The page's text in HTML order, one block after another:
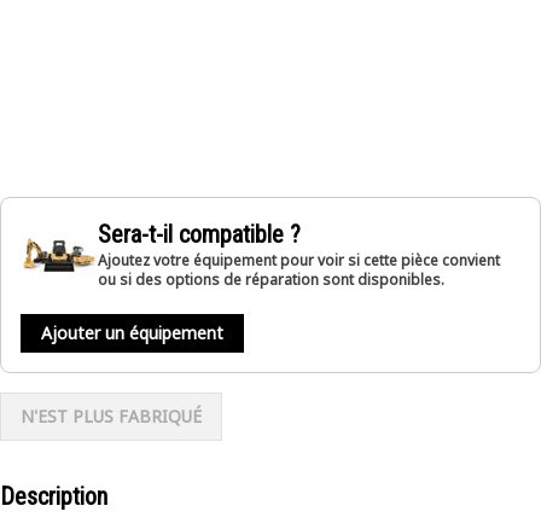
Sera-t-il compatible ?
Ajoutez votre équipement pour voir si cette pièce convient
ou si des options de réparation sont disponibles.
Ajouter un équipement
N'EST PLUS FABRIQUÉ
Description